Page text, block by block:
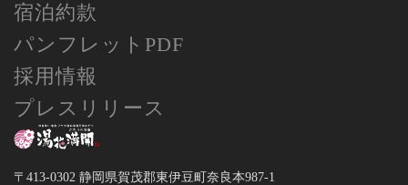
宿泊約款
パンフレットPDF
採用情報
プレスリリース
〒413-0302 静岡県賀茂郡東伊豆町奈良本987-1